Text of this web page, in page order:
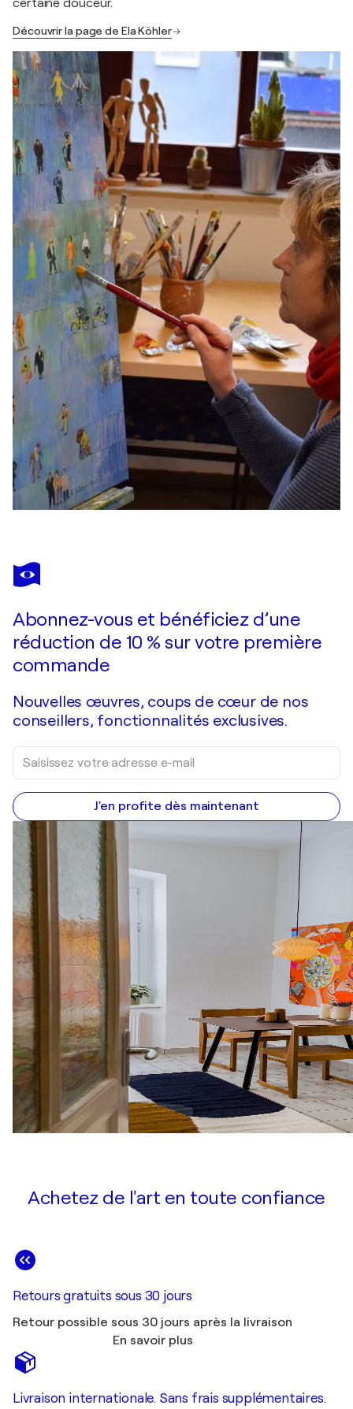
certaine douceur.
Découvrir la page de Ela Köhler
Abonnez-vous et bénéficiez d’une
réduction de 10 % sur votre première
commande
Nouvelles œuvres, coups de cœur de nos
conseillers, fonctionnalités exclusives.
J'en profite dès maintenant
Achetez de l'art en toute confiance
Retours gratuits sous 30 jours
Retour possible sous 30 jours après la livraison
En savoir plus
Livraison internationale. Sans frais supplémentaires.